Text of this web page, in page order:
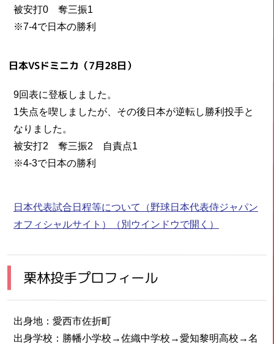
被安打0 奪三振1
※7-4で日本の勝利
日本VSドミニカ（7月28日）
9回表に登板しました。
1失点を喫しましたが、その後日本が逆転し勝利投手と
なりました。
被安打2 奪三振2 自責点1
※4-3で日本の勝利
日本代表試合日程等について（野球日本代表侍ジャパン
オフィシャルサイト）
（別ウインドウで開く）
栗林投手プロフィール
出身地：愛西市佐折町
出身学校：勝幡小学校→佐織中学校→愛知黎明高校→名